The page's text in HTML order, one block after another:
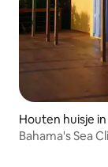
Houten huisje
Bahama's Sea